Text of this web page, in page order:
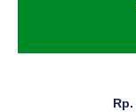
Rp.